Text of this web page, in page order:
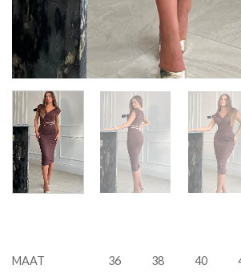
MAAT 36 38 40